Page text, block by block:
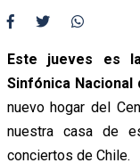
Este jueves es
Sinfónica Nacional
nuevo hogar del
nuestra casa de
conciertos de Chile.